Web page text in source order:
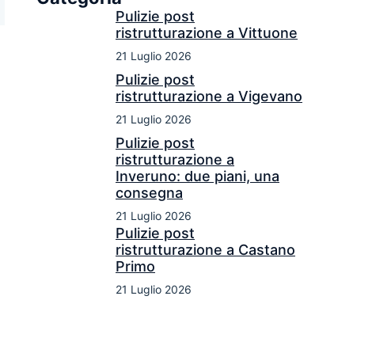
Pulizie post
ristrutturazione a Vittuone
21 Luglio 2026
Pulizie post
ristrutturazione a Vigevano
21 Luglio 2026
Pulizie post
ristrutturazione a
Inveruno: due piani, una
consegna
21 Luglio 2026
Pulizie post
ristrutturazione a Castano
Primo
21 Luglio 2026